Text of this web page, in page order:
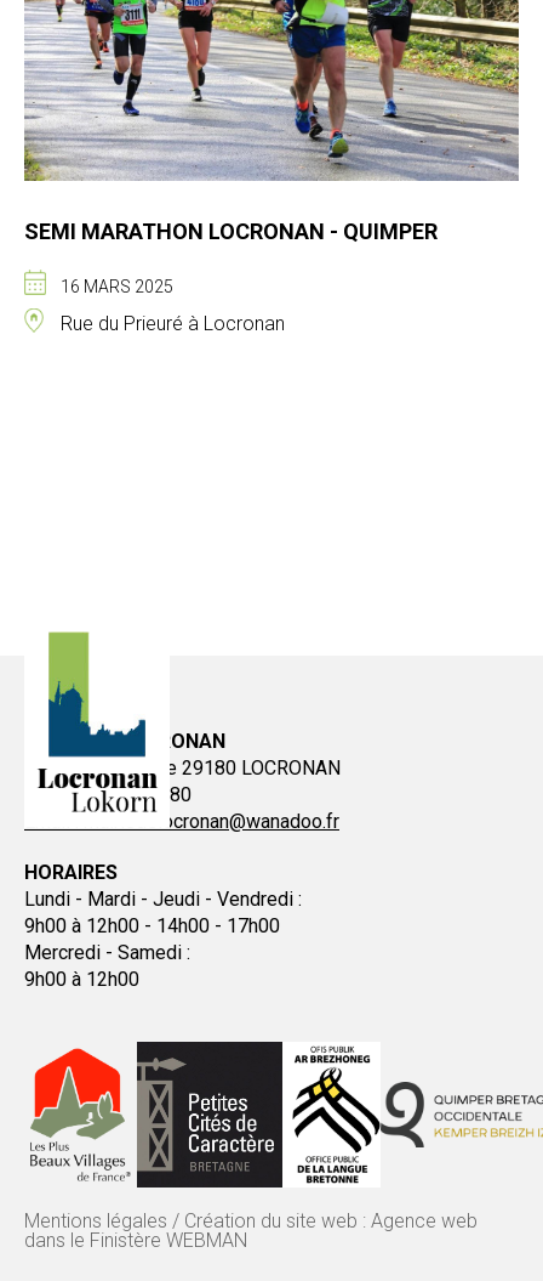
SEMI MARATHON LOCRONAN - QUIMPER
16 MARS 2025
Rue du Prieuré à Locronan
MAIRIE DE LOCRONAN
Place de la Mairie 29180 LOCRONAN
Tél : 02 98 51 80 80
Email : mairiedelocronan@wanadoo.fr
HORAIRES
Lundi - Mardi - Jeudi - Vendredi :
9h00 à 12h00 - 14h00 - 17h00
Mercredi - Samedi :
9h00 à 12h00
Mentions légales / Création du site web : Agence web
dans le Finistère WEBMAN